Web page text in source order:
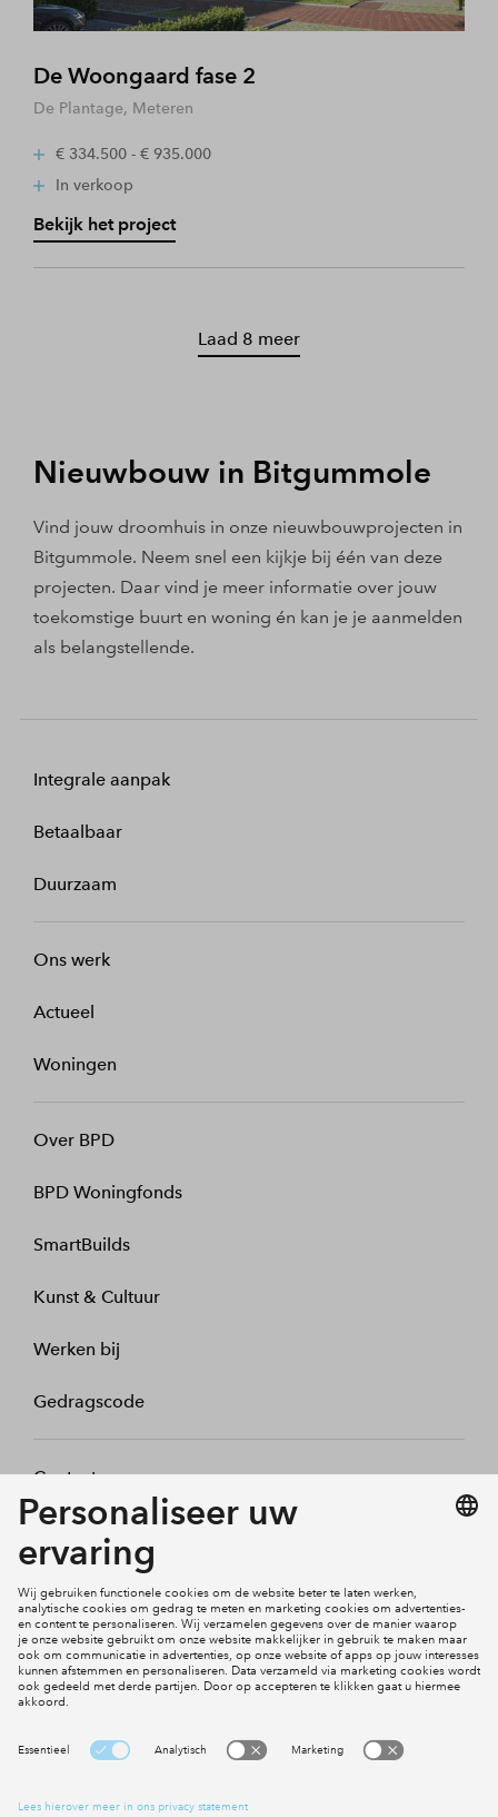
De Woongaard fase 2
De Plantage, Meteren
€ 334.500 - € 935.000
In verkoop
Bekijk het project
Laad 8 meer
Nieuwbouw in Bitgummole
Vind jouw droomhuis in onze nieuwbouwprojecten in
Bitgummole. Neem snel een kijkje bij één van deze
projecten. Daar vind je meer informatie over jouw
toekomstige buurt en woning én kan je je aanmelden
als belangstellende.
Integrale aanpak
Betaalbaar
Duurzaam
Ons werk
Actueel
Woningen
Over BPD
BPD Woningfonds
SmartBuilds
Kunst & Cultuur
Werken bij
Gedragscode
Contact
Mijn profiel
Social Media
Cookies